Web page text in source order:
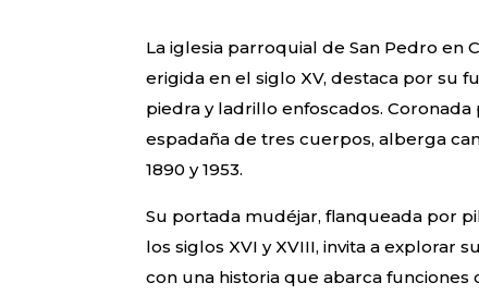
La iglesia parroquial de San Pedro en
erigida en el siglo XV, destaca por su
piedra y ladrillo enfoscados.
espadaña de tres cuerpos, alberga
1890 y 1953.
Su portada mudéjar, flanqueada por
los siglos XVI y XVIII, invita a explorar
con una historia que abarca funciones